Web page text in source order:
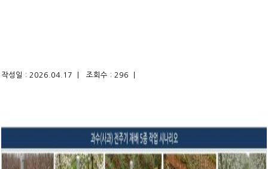
작성일 : 2026.04.17 | 조회수 : 296 |